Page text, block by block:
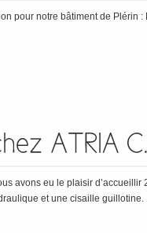
pour notre bâtiment de Plérin
avons eu le plaisir
et une cisaille guillotine.